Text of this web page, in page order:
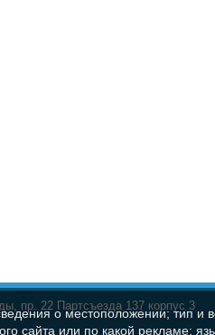
пр. 22 Партсъезда 137 корпус 3
о местоположении; тип и
сайта или по какой рекламе;